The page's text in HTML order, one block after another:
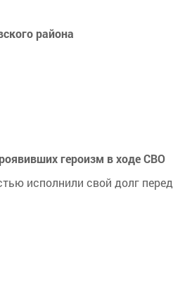
района
героизм в ходе СВО
исполнили свой долг перед